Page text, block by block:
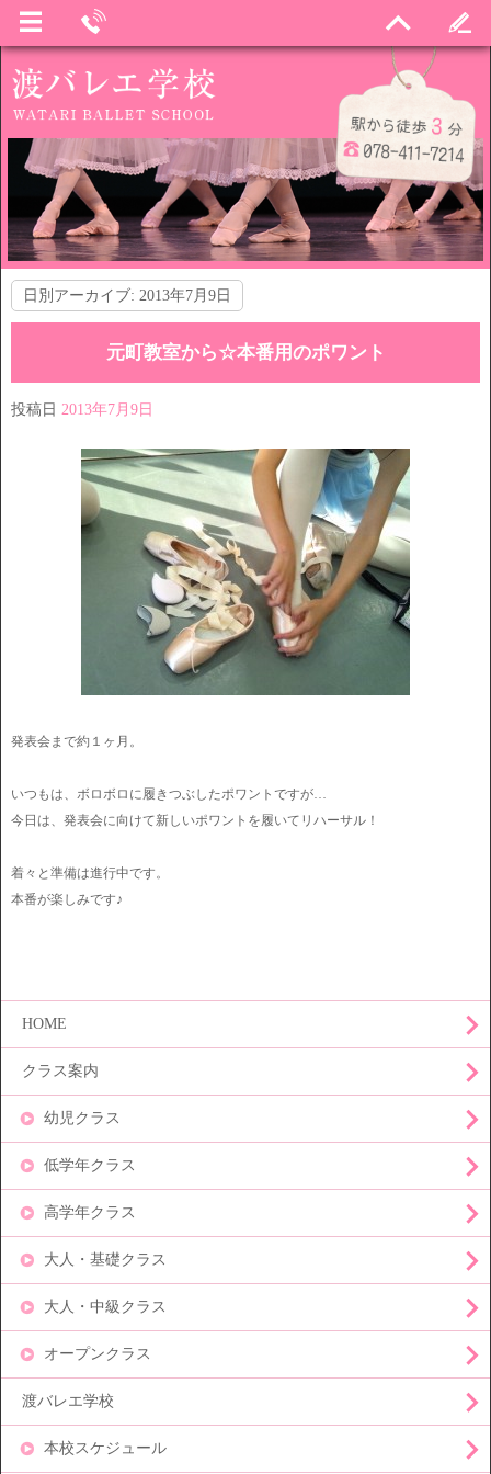
日別アーカイブ: 2013年7月9日
元町教室から☆本番用のポワント
投稿日 2013年7月9日
発表会まで約１ヶ月。
いつもは、ボロボロに履きつぶしたポワントですが…
今日は、発表会に向けて新しいポワントを履いてリハーサル！
着々と準備は進行中です。
本番が楽しみです♪
HOME
クラス案内
幼児クラス
低学年クラス
高学年クラス
大人・基礎クラス
大人・中級クラス
オープンクラス
渡バレエ学校
本校スケジュール